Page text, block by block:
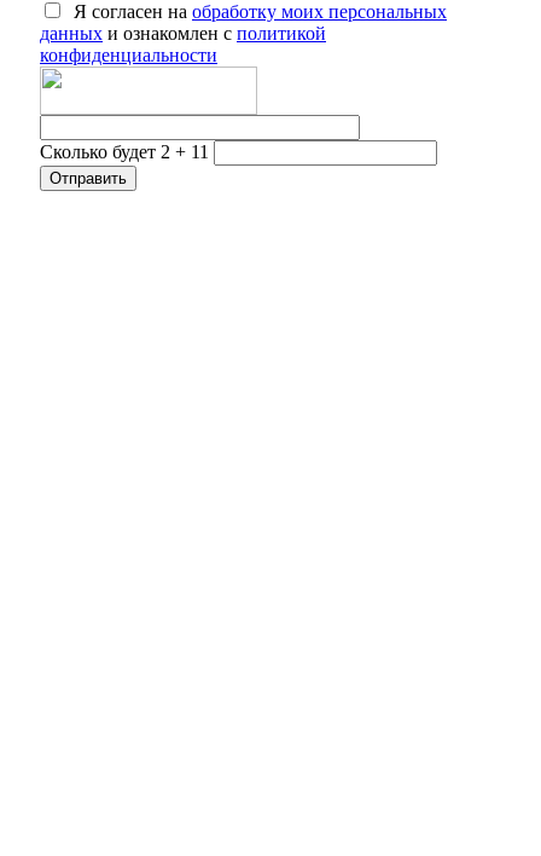
Я согласен на обработку моих персональных
данных и ознакомлен с политикой
конфиденциальности
Сколько будет 2 + 11